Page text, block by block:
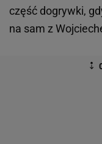
część dogrywki,
na sam z